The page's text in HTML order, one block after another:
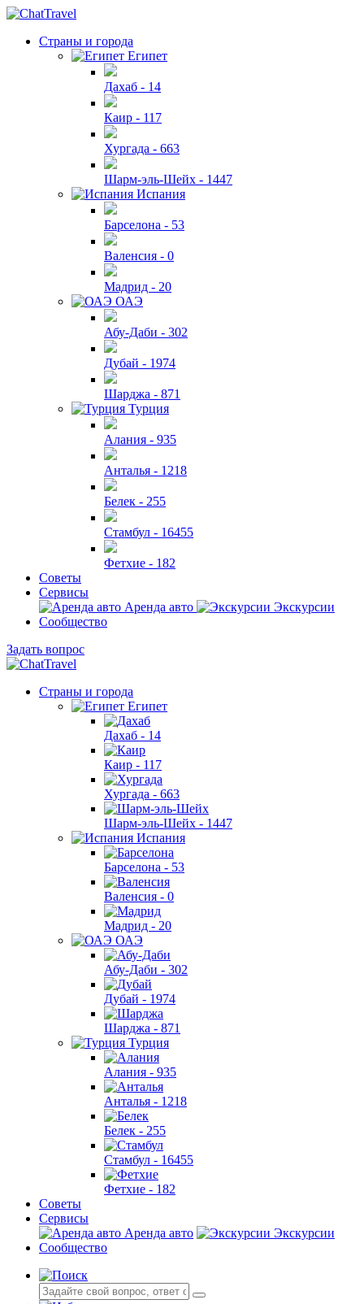
Страны и города
Египет
Дахаб - 14
Каир - 117
Хургада - 663
Шарм-эль-Шейх - 1447
Испания
Барселона - 53
Валенсия - 0
Мадрид - 20
ОАЭ
Абу-Даби - 302
Дубай - 1974
Шарджа - 871
Турция
Алания - 935
Анталья - 1218
Белек - 255
Стамбул - 16455
Фетхие - 182
Советы
Сервисы
Аренда авто
Экскурсии
Сообщество
Задать вопрос
Страны и города
Египет
Дахаб - 14
Каир - 117
Хургада - 663
Шарм-эль-Шейх - 1447
Испания
Барселона - 53
Валенсия - 0
Мадрид - 20
ОАЭ
Абу-Даби - 302
Дубай - 1974
Шарджа - 871
Турция
Алания - 935
Анталья - 1218
Белек - 255
Стамбул - 16455
Фетхие - 182
Советы
Сервисы
Аренда авто
Экскурсии
Сообщество